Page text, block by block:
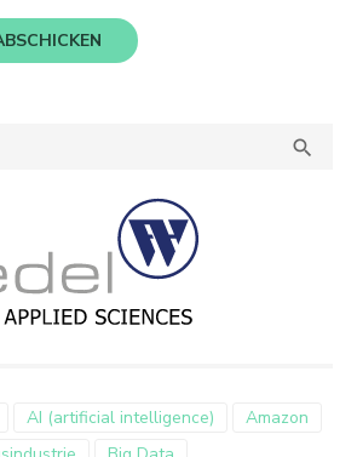

AI (artificial intelligence)
Amazon